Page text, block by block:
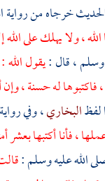
خرجاه من رواية
، ولا يهلك على
وسلم ، قال :يقول
فاكتبوها له حسنة ،
البخاري، وفي رواية
، فأنا أكتبها بعشر
الله عليه وسلم :